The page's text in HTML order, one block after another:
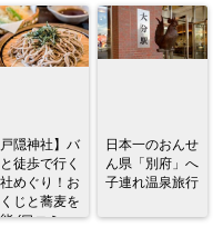
戸隠神社】バ
徒歩で行く
めぐり！お
じと蕎麦を
(口コミ・
日本一のおんせ
ん県「別府」へ
子連れ温泉旅行